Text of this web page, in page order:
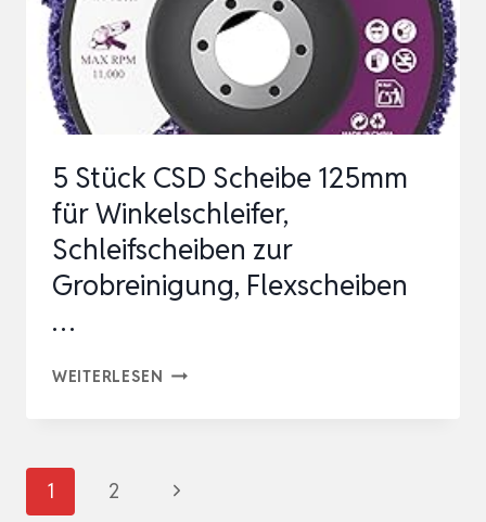
WOLLFILZ,125MM
MARMOR
POLIERSET
SCHL…
5 Stück CSD Scheibe 125mm
für Winkelschleifer,
Schleifscheiben zur
Grobreinigung, Flexscheiben
…
WEITERLESEN 5
125MM
Seitennavigation
1 2
Nächste